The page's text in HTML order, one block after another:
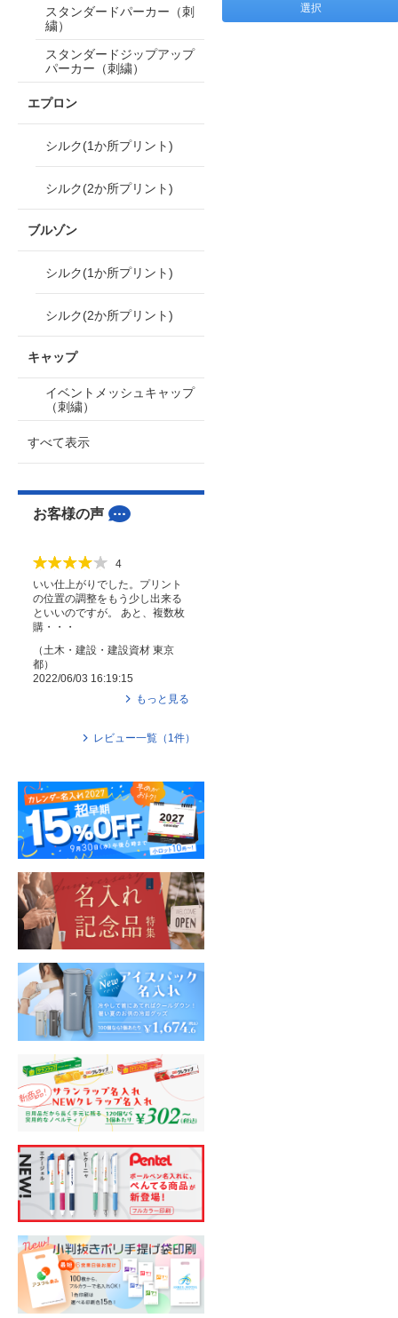
選択
スタンダードパーカー（刺
繍）
スタンダードジップアップ
パーカー（刺繍）
エプロン
シルク(1か所プリント)
シルク(2か所プリント)
ブルゾン
シルク(1か所プリント)
シルク(2か所プリント)
キャップ
イベントメッシュキャップ
（刺繍）
すべて表示
お客様の声
4
いい仕上がりでした。プリント
の位置の調整をもう少し出来る
といいのですが。 あと、複数枚
購・・・
（ 土木・建設・建設資材 東京
都）
2022/06/03 16:19:15
もっと見る
レビュー一覧（ 1 件）